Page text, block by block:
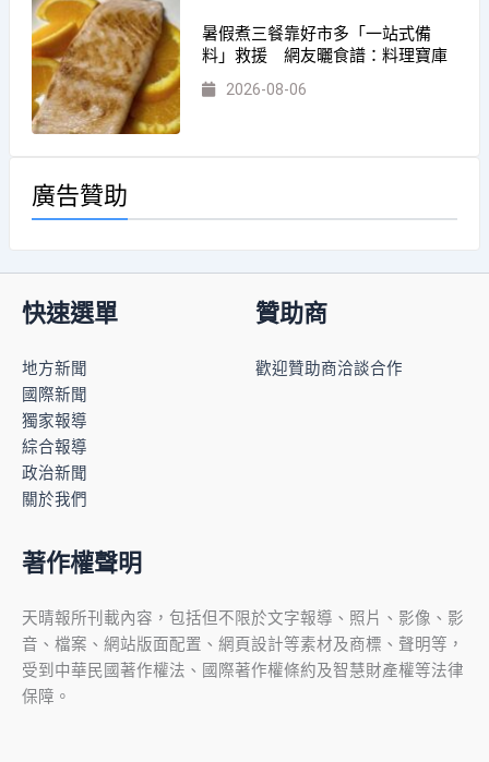
暑假煮三餐靠好市多「一站式備
料」救援 網友曬食譜：料理寶庫
2026-08-06
廣告贊助
快速選單
地方新聞
國際新聞
獨家報導
綜合報導
政治新聞
關於我們
贊助商
歡迎贊助商洽談合作
著作權聲明
天晴報所刊載內容，包括但不限於文字報導、照片、影像、影
音、檔案、網站版面配置、網頁設計等素材及商標、聲明等，
受到中華民國著作權法、國際著作權條約及智慧財產權等法律
保障。